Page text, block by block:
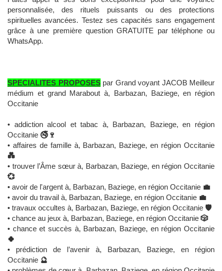
personnalisée, des rituels puissants ou des protections
spirituelles avancées. Testez ses capacités sans engagement
grâce à une première question GRATUITE par téléphone ou
WhatsApp.
SPECIALITES PROPOSESpar Grand voyant JACOB Meilleur
médium et grand Marabout à, Barbazan, Baziege, en région
Occitanie
• addiction alcool et tabac à, Barbazan, Baziege, en région
Occitanie 🚭🍷
• affaires de famille à, Barbazan, Baziege, en région Occitanie
💑
• trouver l’Âme sœur à, Barbazan, Baziege, en région Occitanie
💞
• avoir de l'argent à, Barbazan, Baziege, en région Occitanie 💼
• avoir du travail à, Barbazan, Baziege, en région Occitanie 💼
• travaux occultes à, Barbazan, Baziege, en région Occitanie 🛡️
• chance au jeux à, Barbazan, Baziege, en région Occitanie 🎲
• chance et succès à, Barbazan, Baziege, en région Occitanie
🍀
• prédiction de l’avenir à, Barbazan, Baziege, en région
Occitanie 🔮